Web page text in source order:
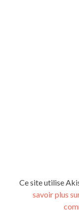
Ce site utilise
savoir plus